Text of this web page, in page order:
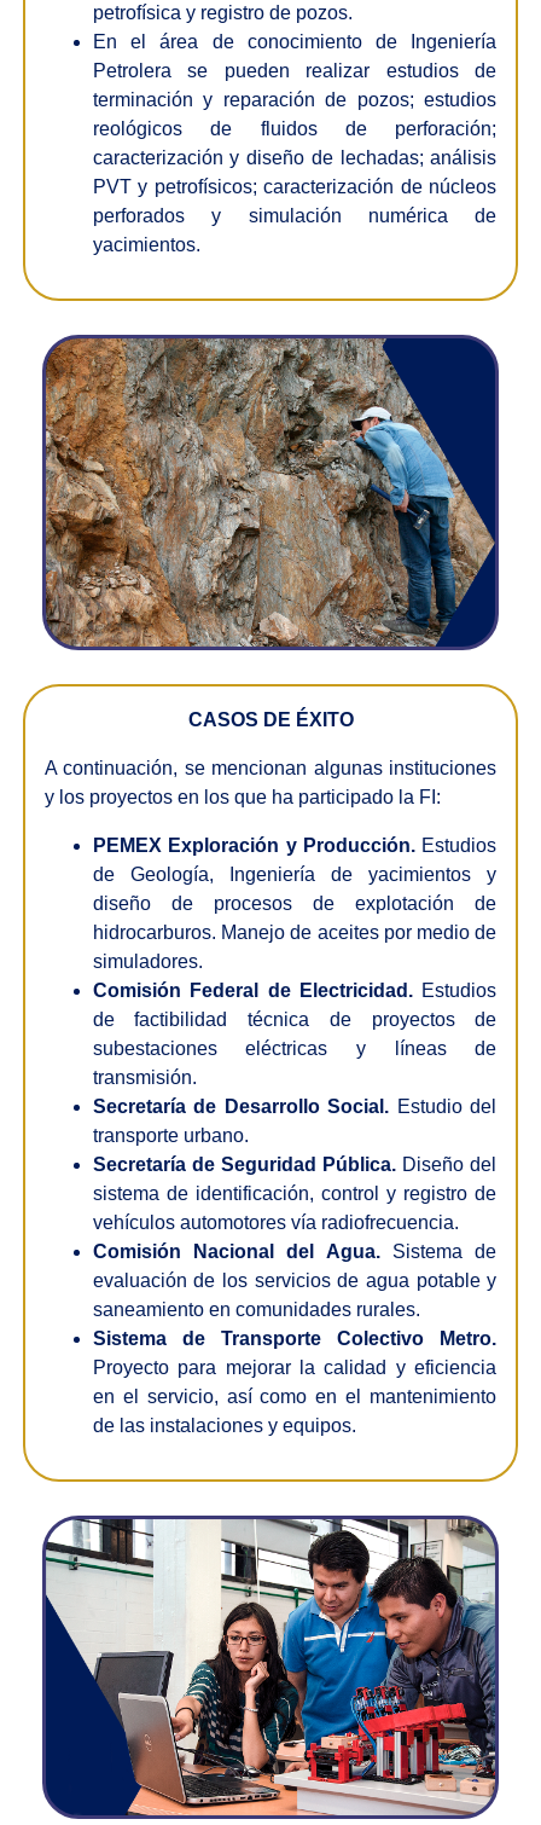
petrofísica y registro de pozos.
En el área de conocimiento de Ingeniería
Petrolera se pueden realizar estudios de
terminación y reparación de pozos; estudios
reológicos de fluidos de perforación;
caracterización y diseño de lechadas; análisis
PVT y petrofísicos; caracterización de núcleos
perforados y simulación numérica de
yacimientos.
CASOS DE ÉXITO
A continuación, se mencionan algunas instituciones
y los proyectos en los que ha participado la FI:
PEMEX Exploración y Producción.Estudios
de Geología, Ingeniería de yacimientos y
diseño de procesos de explotación de
hidrocarburos. Manejo de aceites por medio de
simuladores.
Comisión Federal de Electricidad.Estudios
de factibilidad técnica de proyectos de
subestaciones eléctricas y líneas de
transmisión.
Secretaría de Desarrollo Social. Estudio del
transporte urbano.
Secretaría de Seguridad Pública. Diseño del
sistema de identificación, control y registro de
vehículos automotores vía radiofrecuencia.
Comisión Nacional del Agua.Sistema de
evaluación de los servicios de agua potable y
saneamiento en comunidades rurales.
Sistema de Transporte Colectivo Metro.
Proyecto para mejorar la calidad y eficiencia
en el servicio, así como en el mantenimiento
de las instalaciones y equipos.